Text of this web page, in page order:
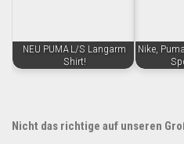
NEU PUMA L/S Langarm
Shirt!
Nike,
Nicht das richtige auf unseren